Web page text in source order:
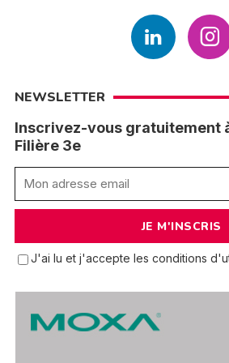
NEWSLETTER
Inscrivez-vous gratuitement
Filière 3e
J'ai lu et j'accepte les conditions